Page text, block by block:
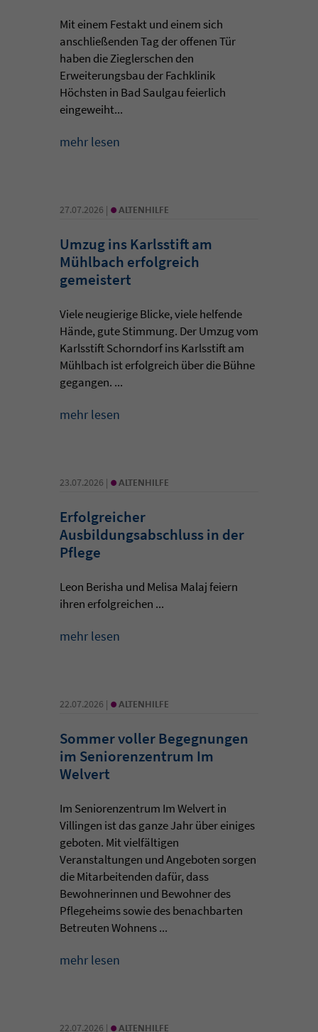
Mit einem Festakt und einem sich
anschließenden Tag der offenen Tür
haben die Zieglerschen den
Erweiterungsbau der Fachklinik
Höchsten in Bad Saulgau feierlich
eingeweiht...
mehr lesen
27.07.2026 | • ALTENHILFE
Umzug ins Karlsstift am
Mühlbach erfolgreich
gemeistert
Viele neugierige Blicke, viele helfende
Hände, gute Stimmung. Der Umzug vom
Karlsstift Schorndorf ins Karlsstift am
Mühlbach ist erfolgreich über die Bühne
gegangen. ...
mehr lesen
23.07.2026 | • ALTENHILFE
Erfolgreicher
Ausbildungsabschluss in der
Pflege
Leon Berisha und Melisa Malaj feiern
ihren erfolgreichen ...
mehr lesen
22.07.2026 | • ALTENHILFE
Sommer voller Begegnungen
im Seniorenzentrum Im
Welvert
Im Seniorenzentrum Im Welvert in
Villingen ist das ganze Jahr über einiges
geboten. Mit vielfältigen
Veranstaltungen und Angeboten sorgen
die Mitarbeitenden dafür, dass
Bewohnerinnen und Bewohner des
Pflegeheims sowie des benachbarten
Betreuten Wohnens ...
mehr lesen
22.07.2026 | • ALTENHILFE